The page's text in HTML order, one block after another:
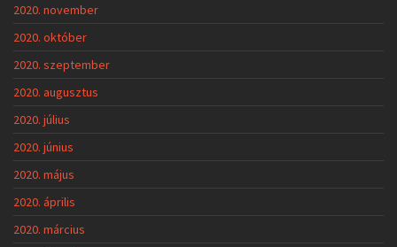
2020. november
2020. október
2020. szeptember
2020. augusztus
2020. július
2020. június
2020. május
2020. április
2020. március